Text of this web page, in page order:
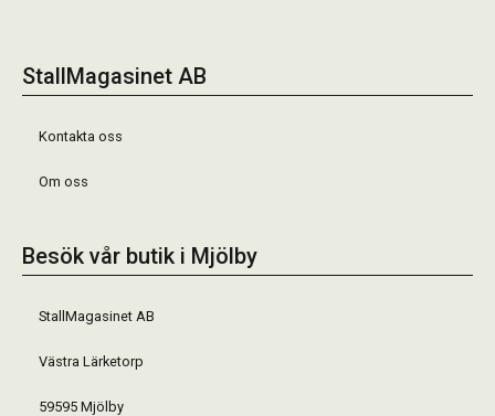
StallMagasinet AB
Kontakta oss
Om oss
Besök vår butik i Mjölby
StallMagasinet AB
Västra Lärketorp
59595 Mjölby